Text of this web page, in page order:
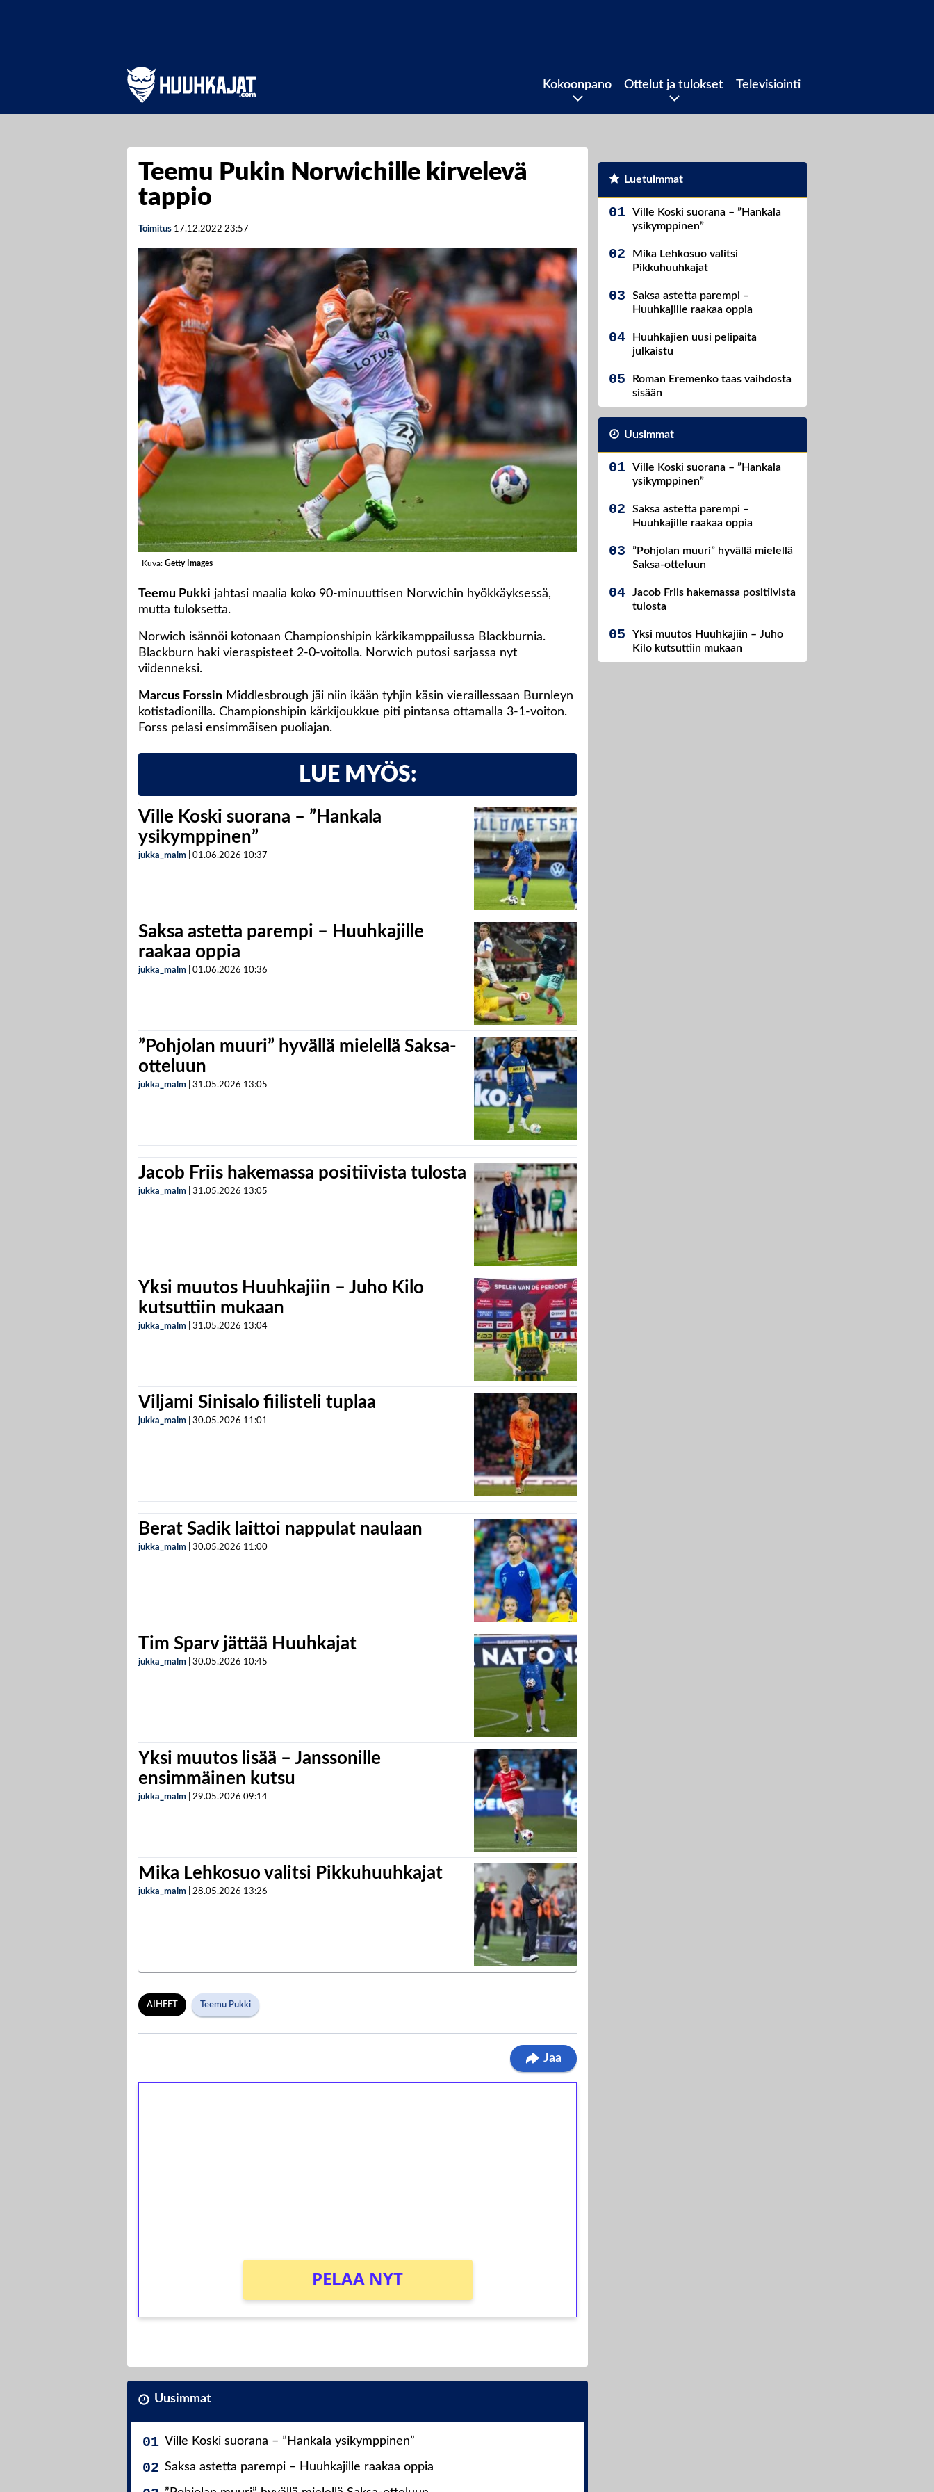
Kokoonpano Ottelut ja tulokset Televisiointi
Teemu Pukin Norwichille kirvelevä
tappio
Toimitus 17.12.2022 23:57
Kuva: Getty Images
Teemu Pukki jahtasi maalia koko 90-minuuttisen Norwichin hyökkäyksessä,
mutta tuloksetta.
Norwich isännöi kotonaan Championshipin kärkikamppailussa Blackburnia.
Blackburn haki vieraspisteet 2-0-voitolla. Norwich putosi sarjassa nyt
viidenneksi.
Marcus Forssin Middlesbrough jäi niin ikään tyhjin käsin vieraillessaan Burnleyn
kotistadionilla. Championshipin kärkijoukkue piti pintansa ottamalla 3-1-voiton.
Forss pelasi ensimmäisen puoliajan.
LUE MYÖS:
Ville Koski suorana – ”Hankala
ysikymppinen”
jukka_malm 01.06.2026 10:37
Saksa astetta parempi – Huuhkajille
raakaa oppia
jukka_malm 01.06.2026 10:36
”Pohjolan muuri” hyvällä mielellä Saksa-
otteluun
jukka_malm 31.05.2026 13:05
Jacob Friis hakemassa positiivista tulosta
jukka_malm 31.05.2026 13:05
Yksi muutos Huuhkajiin – Juho Kilo
kutsuttiin mukaan
jukka_malm 31.05.2026 13:04
Viljami Sinisalo fiilisteli tuplaa
jukka_malm 30.05.2026 11:01
Berat Sadik laittoi nappulat naulaan
jukka_malm 30.05.2026 11:00
Tim Sparv jättää Huuhkajat
jukka_malm 30.05.2026 10:45
Yksi muutos lisää – Janssonille
ensimmäinen kutsu
jukka_malm 29.05.2026 09:14
Mika Lehkosuo valitsi Pikkuhuuhkajat
jukka_malm 28.05.2026 13:26
AIHEET Teemu Pukki
Jaa
PELAA NYT
Uusimmat
Ville Koski suorana – ”Hankala ysikymppinen”
Saksa astetta parempi – Huuhkajille raakaa oppia
Luetuimmat
Ville Koski suorana – ”Hankala
ysikymppinen”
Mika Lehkosuo valitsi
Pikkuhuuhkajat
Saksa astetta parempi –
Huuhkajille raakaa oppia
Huuhkajien uusi pelipaita
julkaistu
Roman Eremenko taas vaihdosta
sisään
Uusimmat
Ville Koski suorana – ”Hankala
ysikymppinen”
Saksa astetta parempi –
Huuhkajille raakaa oppia
”Pohjolan muuri” hyvällä mielellä
Saksa-otteluun
Jacob Friis hakemassa positiivista
tulosta
Yksi muutos Huuhkajiin – Juho
Kilo kutsuttiin mukaan